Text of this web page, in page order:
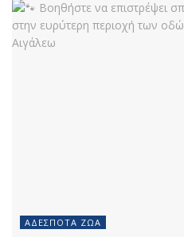
ΑΔΈΣΠΟΤΑ ΖΏΑ